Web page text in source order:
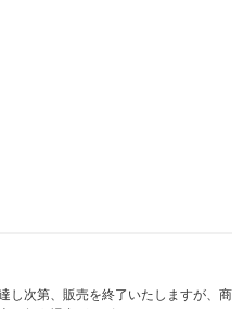
し次第、販売を終了いたしますが、商